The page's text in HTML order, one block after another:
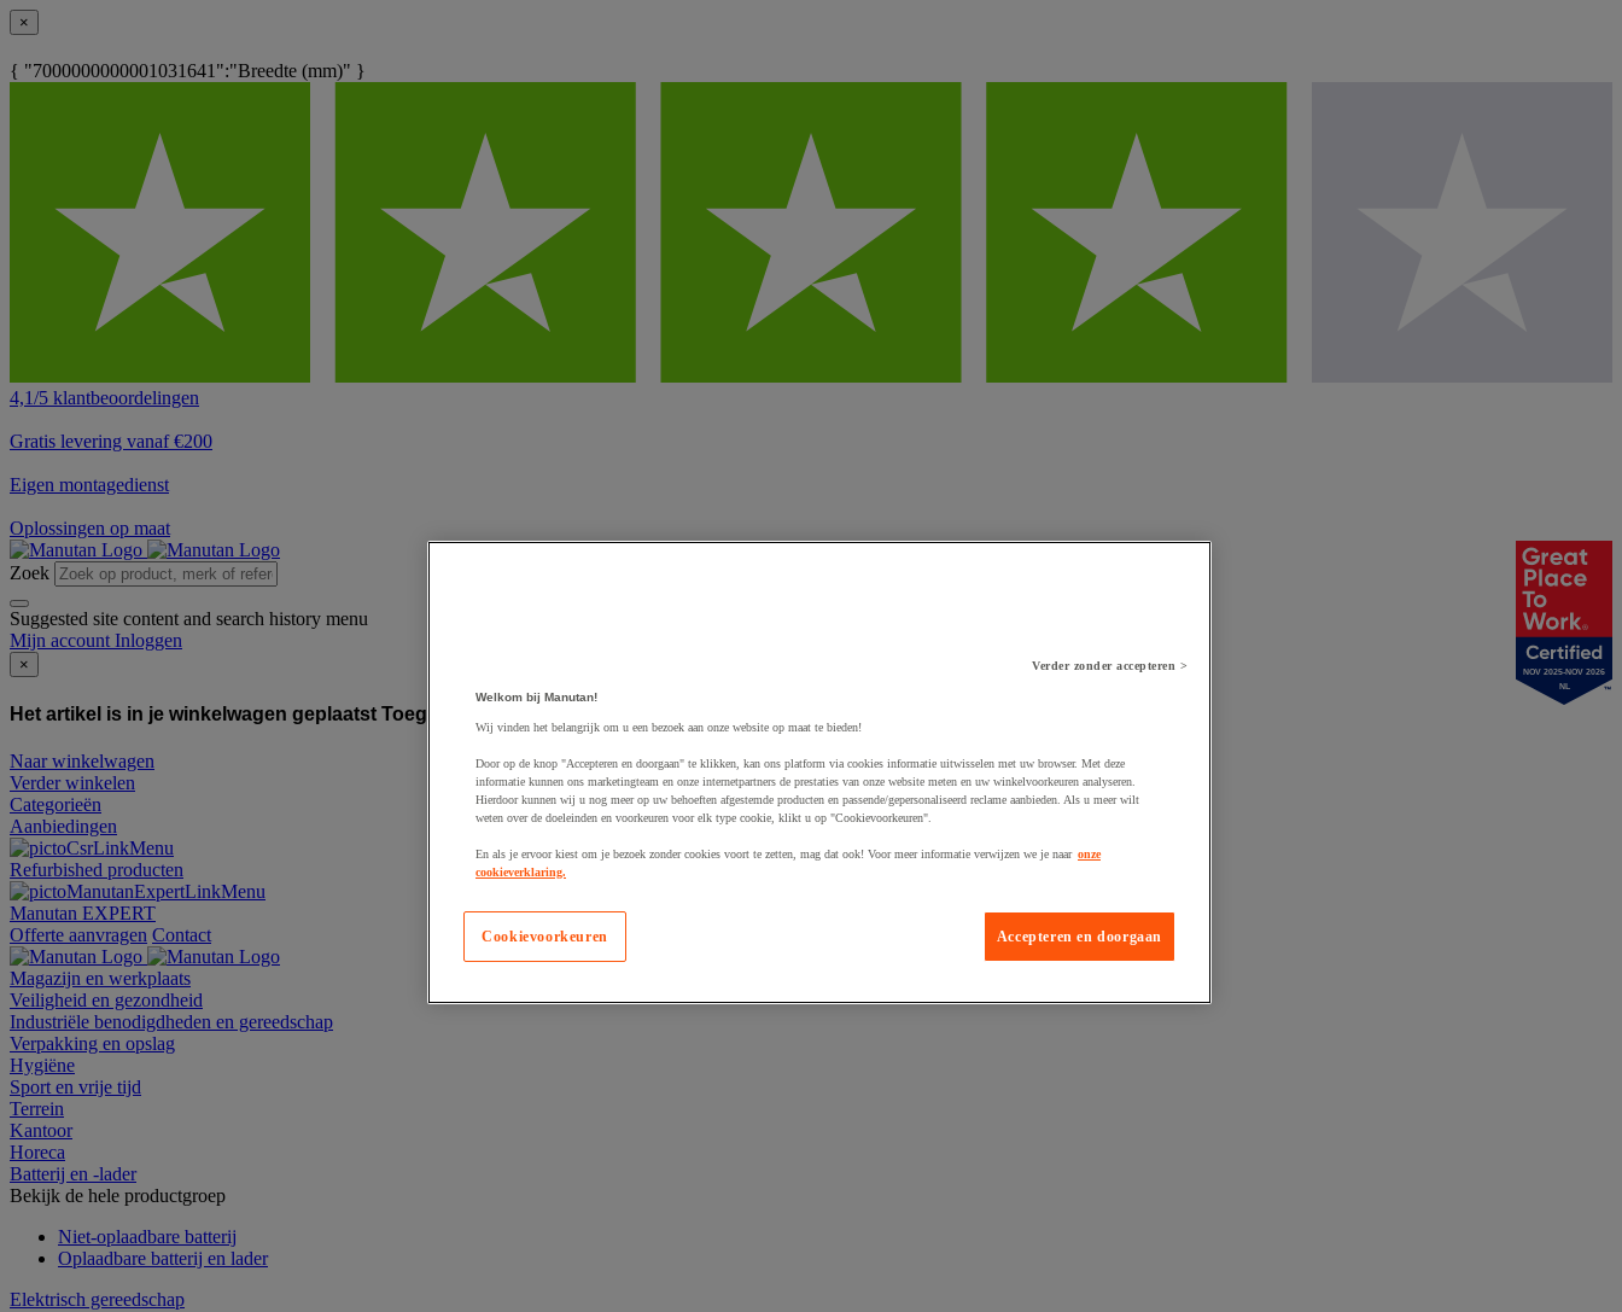
×
{ "7000000000001031641":"Breedte (mm)" }
4,1/5 klantbeoordelingen
Gratis levering vanaf €200
Eigen montagedienst
Oplossingen op maat
Zoek
Suggested site content and search history menu
Mijn account Inloggen
×
Het artikel is in je winkelwagen geplaatst Toegevoegd aan winkelwagen
Naar winkelwagen
Verder winkelen
Categorieën
Aanbiedingen
Refurbished producten
Manutan EXPERT
Offerte aanvragen Contact
Magazijn en werkplaats
Veiligheid en gezondheid
Industriële benodigdheden en gereedschap
Verpakking en opslag
Hygiëne
Sport en vrije tijd
Terrein
Kantoor
Horeca
Batterij en -lader
Bekijk de hele productgroep
Niet-oplaadbare batterij
Oplaadbare batterij en lader
Elektrisch gereedschap
NOV 2025-NOV 2026
NL
Verder zonder accepteren >
Welkom bij Manutan!
Wij vinden het belangrijk om u een bezoek aan onze website op maat te bieden!
Door op de knop "Accepteren en doorgaan" te klikken, kan ons platform via cookies informatie uitwisselen met uw browser. Met deze
informatie kunnen ons marketingteam en onze internetpartners de prestaties van onze website meten en uw winkelvoorkeuren analyseren.
Hierdoor kunnen wij u nog meer op uw behoeften afgestemde producten en passende/gepersonaliseerd reclame aanbieden. Als u meer wilt
weten over de doeleinden en voorkeuren voor elk type cookie, klikt u op "Cookievoorkeuren".
En als je ervoor kiest om je bezoek zonder cookies voort te zetten, mag dat ook! Voor meer informatie verwijzen we je naar onze
cookieverklaring.
Accepteren en doorgaan
Cookievoorkeuren